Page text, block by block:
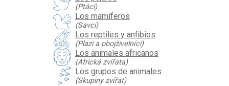
(Ptáci)
Los mamíferos
(Savci)
Los reptiles y anfibios
(Plazi a obojživelníci)
Los animales africanos
(Africká zvířata)
Los grupos de animales
(Skupiny zvířat)